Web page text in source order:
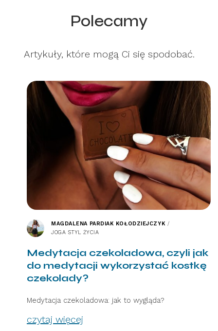
Polecamy
Artykuły, które mogą Ci się spodobać.
MAGDALENA PARDIAK KOŁODZIEJCZYK /
JOGA STYL ŻYCIA
Medytacja czekoladowa, czyli jak
do medytacji wykorzystać kostkę
czekolady?
Medytacja czekoladowa: jak to wygląda?
czytaj więcej